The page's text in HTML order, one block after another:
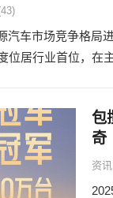
汽车市场竞争格局
位居行业首位，在
包
奇
资讯